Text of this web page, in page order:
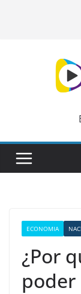
ECONOMIA
¿Por
poder